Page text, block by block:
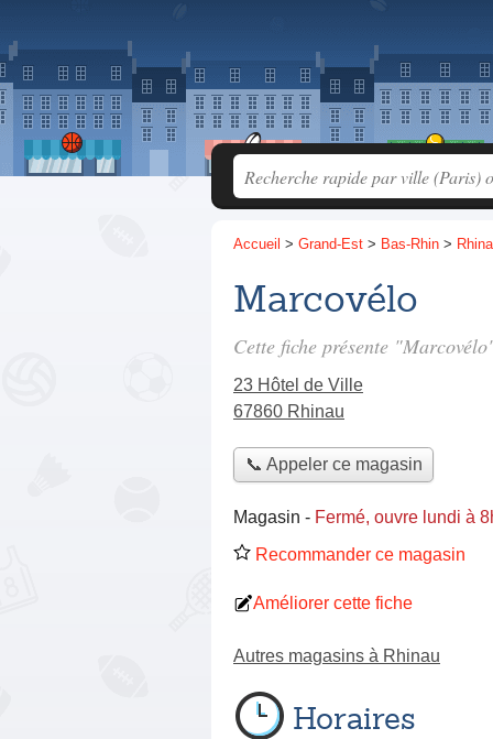
Accueil > Grand-Est > Bas-Rhin >
Marcovélo
Cette fiche présente
23 Hôtel de Ville
67860 Rhinau
📞 Appeler ce magasin
Magasin - Fermé, ouvre lundi à
Recommander ce magasin
Améliorer cette fiche
Autres magasins à Rhinau
Horaires